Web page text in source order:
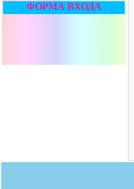
ФОРМА ВХОДА